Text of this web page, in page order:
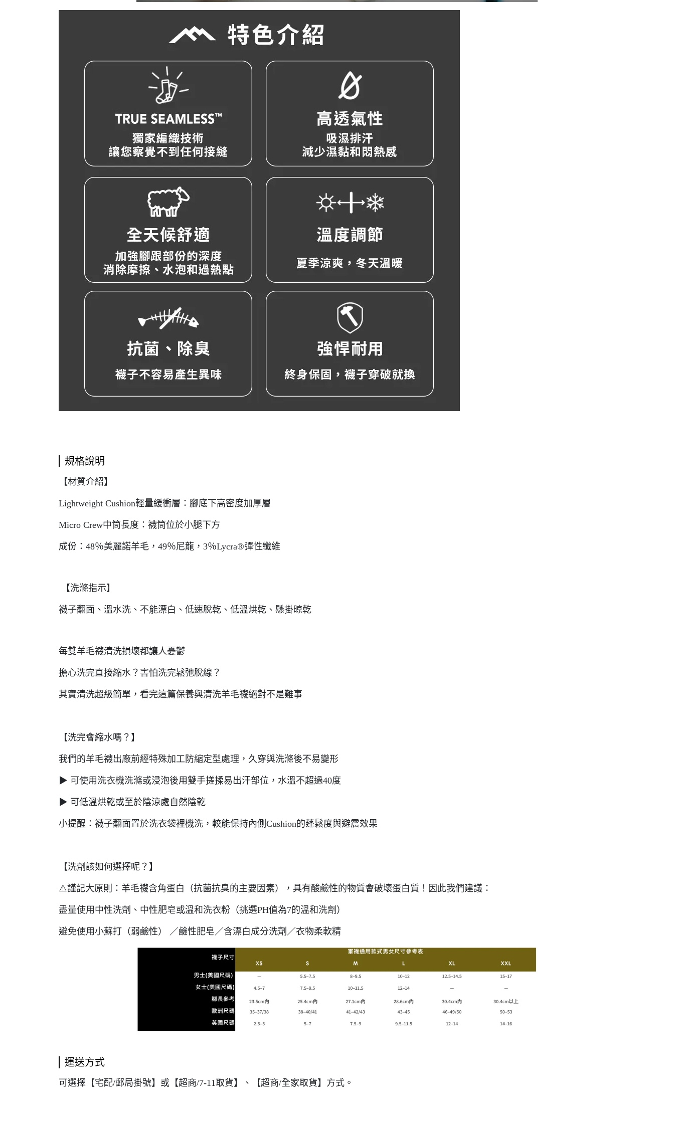
規格說明
【材質介紹】
Lightweight Cushion輕量緩衝層：腳底下高密度加厚層
Micro Crew中筒長度：襪筒位於小腿下方
成份：48％美麗諾羊毛，49％尼龍，3％Lycra®彈性纖維
【洗滌指示】
襪子翻面、溫水洗、不能漂白、低速脫乾、低溫烘乾、懸掛晾乾
每雙羊毛襪清洗損壞都讓人憂鬱
擔心洗完直接縮水？害怕洗完鬆弛脫線？
其實清洗超級簡單，看完這篇保養與清洗羊毛襪絕對不是難事
【洗完會縮水嗎？】
我們的羊毛襪出廠前經特殊加工防縮定型處理，久穿與洗滌後不易變形
▶ 可使用洗衣機洗滌或浸泡後用雙手搓揉易出汗部位，水溫不超過40度
▶ 可低溫烘乾或至於陰涼處自然陰乾
小提醒：襪子翻面置於洗衣袋裡機洗，較能保持內側Cushion的蓬鬆度與避震效果
【洗劑該如何選擇呢？】
⚠️謹記大原則：羊毛襪含角蛋白（抗菌抗臭的主要因素），具有酸鹼性的物質會破壞蛋白質！因此我們建議：
盡量使用中性洗劑、中性肥皂或溫和洗衣粉（挑選PH值為7的溫和洗劑）
避免使用小蘇打（弱鹼性） ／鹼性肥皂／含漂白成分洗劑／衣物柔軟精
運送方式
可選擇【宅配/郵局掛號】或【超商/7-11取貨】、【超商/全家取貨】方式。